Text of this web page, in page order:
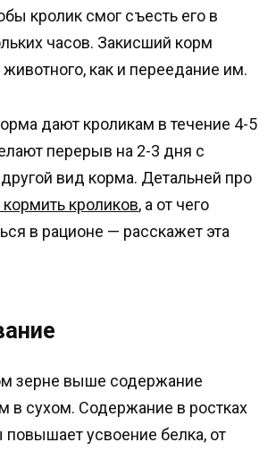
кролик смог съесть его в
часов. Закисший корм
животного, как и переедание им.
дают кроликам в течение 4-5
перерыв на 2-3 дня с
вид корма. Детальней про
кроликов, а от чего
в рационе — расскажет эта
зерне выше содержание
в сухом. Содержание в ростках
усвоение белка, от